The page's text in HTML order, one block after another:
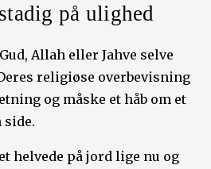
på ulighed
Allah eller Jahve selve
religiøse overbevisning
og måske et håb om et
side.
helvede på jord lige nu og